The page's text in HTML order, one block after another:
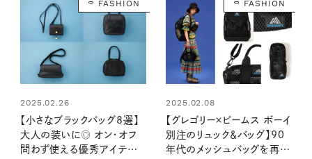
FASHION
2025.02.26
【小さなブラックバッグ8選】
大人の装いに◎ オン・オフ
問わず使える優秀アイテム
FASHION
2025.02.08
【グレゴリー×ビームス ボーイ
別注のリュック＆バッグ】90
年代のメッシュバッグを再現